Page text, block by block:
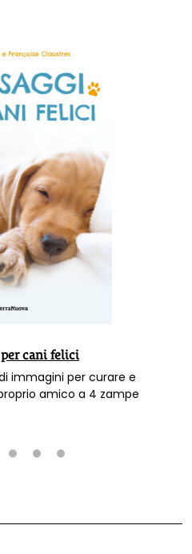
per cani felici
immagini per curare e
benessere al proprio amico a 4 zampe